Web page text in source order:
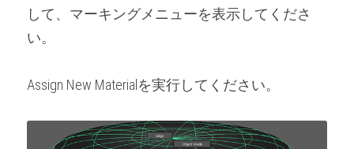
して、マーキングメニューを表示してくださ
い。
Assign New Materialを実行してください。